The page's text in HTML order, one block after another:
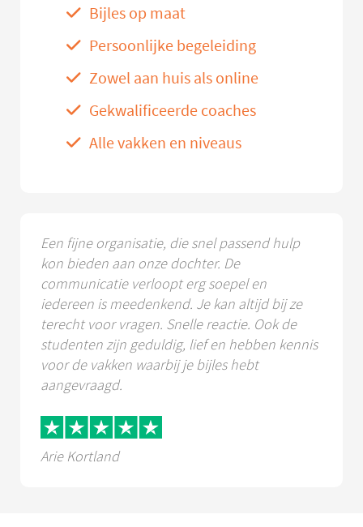
Bijles op maat
Persoonlijke begeleiding
Zowel aan huis als online
Gekwalificeerde coaches
Alle vakken en niveaus
Een fijne organisatie, die snel passend hulp
kon bieden aan onze dochter. De
communicatie verloopt erg soepel en
iedereen is meedenkend. Je kan altijd bij ze
terecht voor vragen. Snelle reactie. Ook de
studenten zijn geduldig, lief en hebben kennis
voor de vakken waarbij je bijles hebt
aangevraagd.
Arie Kortland